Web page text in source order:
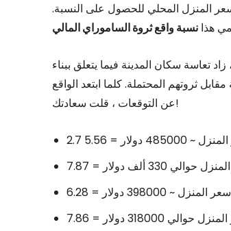
المنزل المحلي للحصول على النسبة.
هذا نسبة واقع ثروة الساموراي المالي
تعاسة سكان المدينة فيما يتعلق ببناء
ثروتهم المحتملة. كلما ابتعد الواقع
عن التوقعات ، قلت سعادتك!
= 5.56